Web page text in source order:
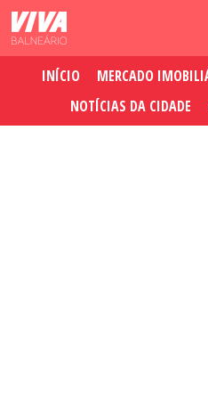
INÍCIO MERCADO
NOTÍCIAS DA CIDADE